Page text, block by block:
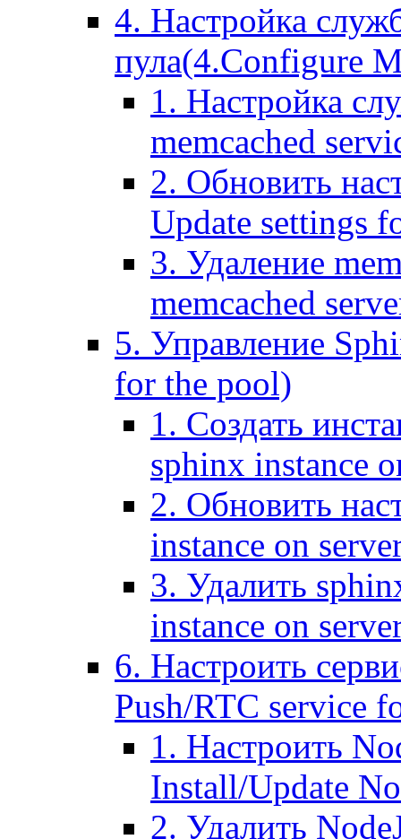
4. Настройка
пула(4.Configure
1. Настройка
memcached
2. Обновить
Update settings
3. Удаление
memcached
5. Управление
for the pool)
1. Создать
sphinx instance
2. Обновить
instance on
3. Удалить
instance on
6. Настроить
Push/RTC service
1. Настроить
Install/Update
2. Удалить